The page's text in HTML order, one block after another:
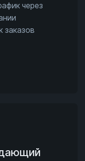
через
заказов
дающий